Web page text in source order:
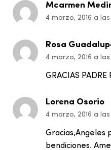
Mcarmen
4 marzo, 2016 a
Rosa
4 marzo, 2016 a las
GRACIAS PADRE
Lorena Osorio
4 marzo, 2016 a las
Gracias,Angeles
bendiciones.